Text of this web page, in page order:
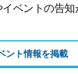
ベントの告知
ント情報を掲載